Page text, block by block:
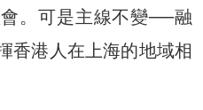
。可是主線不變──融
香港人在上海的地域相